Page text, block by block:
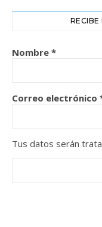
RECIBE
Nombre *
Correo electrónico
Tus datos serán